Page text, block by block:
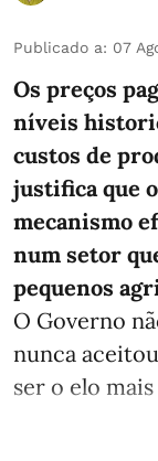
Publicado a: 07
Os preços
níveis
custos de
justifica que
mecanismo
num setor
pequenos
O Governo
nunca
ser o elo